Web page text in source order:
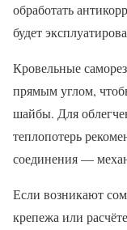
обработать
будет
Кровельные
прямым углом,
шайбы. Для
теплопотерь
соединения —
Если возникают
крепежа или